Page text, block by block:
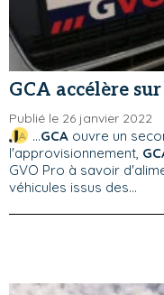
GCA accélère
Publié le 26 janvier 2022
...GCAouvre un
l'approvisionnement,
GVO Pro à savoir
véhicules issus des...